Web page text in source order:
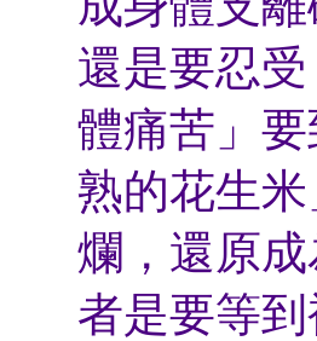
還是要忍
體痛苦」
熟的花生
爛，還原
者是要等